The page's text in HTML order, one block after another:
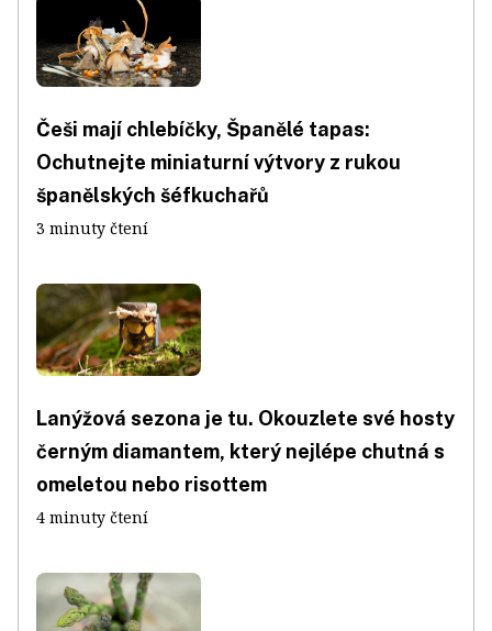
Češi mají chlebíčky, Španělé tapas:
Ochutnejte miniaturní výtvory z rukou
španělských šéfkuchařů
3 minuty čtení
Lanýžová sezona je tu. Okouzlete své hosty
černým diamantem, který nejlépe chutná s
omeletou nebo risottem
4 minuty čtení